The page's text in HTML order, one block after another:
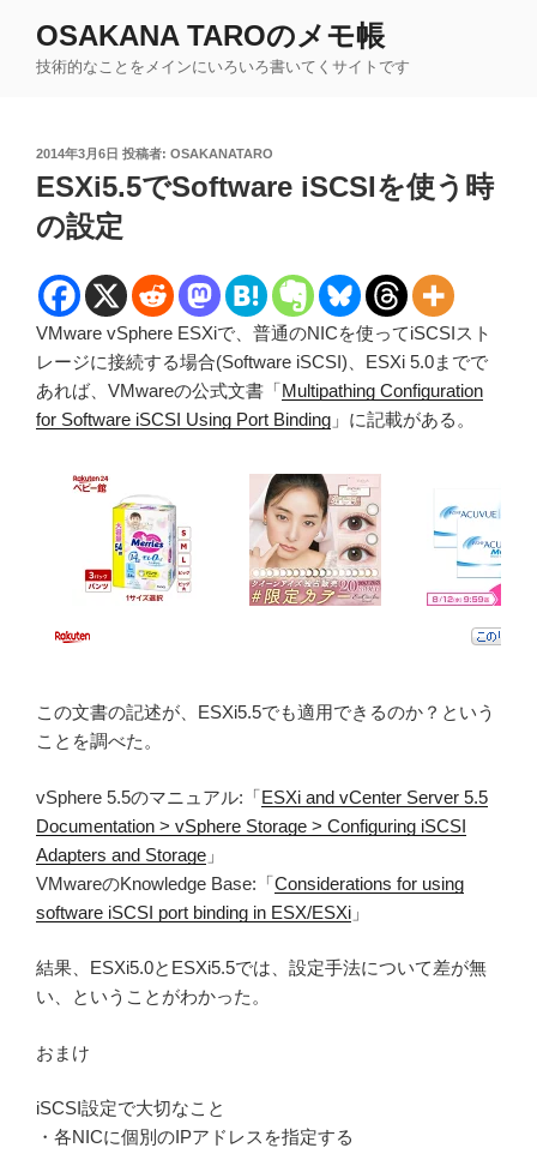
OSAKANA TAROのメモ帳
技術的なことをメインにいろいろ書いてくサイトです
投
稿
日:
2014年3月6日 投稿者: OSAKANATARO
ESXi5.5でSoftware iSCSIを使う時
の設定
VMware vSphere ESXiで、普通のNICを使ってiSCSIスト
レージに接続する場合(Software iSCSI)、ESXi 5.0までで
あれば、VMwareの公式文書「Multipathing Configuration
for Software iSCSI Using Port Binding 」に記載がある。
この文書の記述が、ESXi5.5でも適用できるのか？という
ことを調べた。
vSphere 5.5のマニュアル:「ESXi and vCenter Server 5.5
Documentation > vSphere Storage > Configuring iSCSI
Adapters and Storage 」
VMwareのKnowledge Base:「Considerations for using
software iSCSI port binding in ESX/ESXi 」
結果、ESXi5.0とESXi5.5では、設定手法について差が無
い、ということがわかった。
おまけ
iSCSI設定で大切なこと
・各NICに個別のIPアドレスを指定する